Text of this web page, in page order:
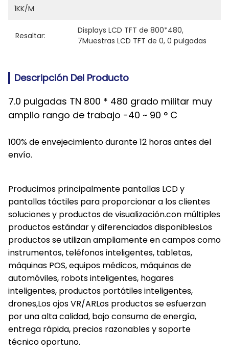
1KK/M
Resaltar:
Displays LCD TFT de 800*480,
7Muestras LCD TFT de 0, 0 pulgadas
Descripción Del Producto
7.0 pulgadas TN 800 * 480 grado militar muy
amplio rango de trabajo -40 ~ 90 ° C
100% de envejecimiento durante 12 horas antes del
envío.
Producimos principalmente pantallas LCD y
pantallas táctiles para proporcionar a los clientes
soluciones y productos de visualización.con múltiples
productos estándar y diferenciados disponiblesLos
productos se utilizan ampliamente en campos como
instrumentos, teléfonos inteligentes, tabletas,
máquinas POS, equipos médicos, máquinas de
automóviles, robots inteligentes, hogares
inteligentes, productos portátiles inteligentes,
drones,Los ojos VR/ARLos productos se esfuerzan
por una alta calidad, bajo consumo de energía,
entrega rápida, precios razonables y soporte
técnico oportuno.